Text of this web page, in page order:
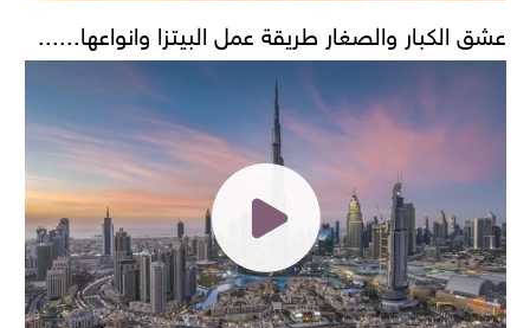
عشق الكبار والصغار طريقة عمل البيتزا وانواعها......